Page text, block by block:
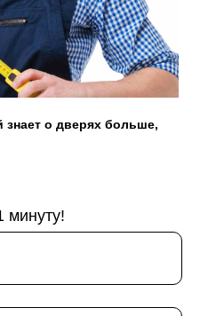
о дверях больше,
минуту!